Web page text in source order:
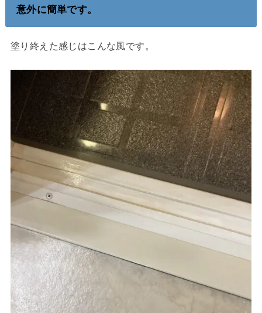
意外に簡単です。
塗り終えた感じはこんな風です。